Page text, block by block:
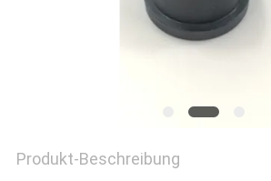
Produkt-Beschreibung